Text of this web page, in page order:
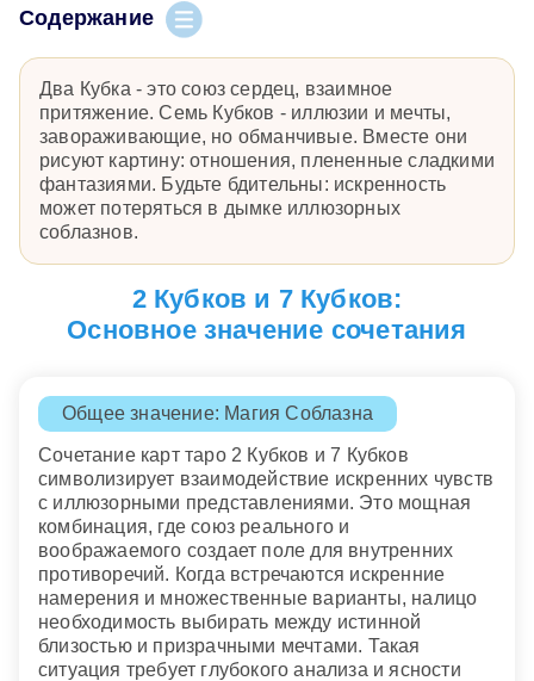
Содержание
Два Кубка - это союз сердец, взаимное
притяжение. Семь Кубков - иллюзии и мечты,
завораживающие, но обманчивые. Вместе они
рисуют картину: отношения, плененные сладкими
фантазиями. Будьте бдительны: искренность
может потеряться в дымке иллюзорных
соблазнов.
2 Кубков и 7 Кубков:
Основное значение сочетания
Общее значение: Магия Соблазна
Сочетание карт таро 2 Кубков и 7 Кубков
символизирует взаимодействие искренних чувств
с иллюзорными представлениями. Это мощная
комбинация, где союз реального и
воображаемого создает поле для внутренних
противоречий. Когда встречаются искренние
намерения и множественные варианты, налицо
необходимость выбирать между истинной
близостью и призрачными мечтами. Такая
ситуация требует глубокого анализа и ясности